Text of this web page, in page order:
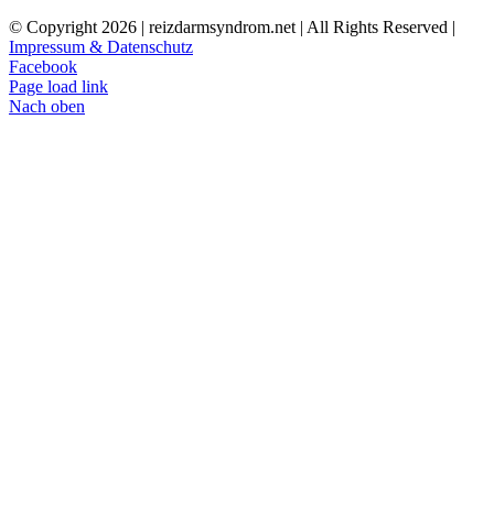
© Copyright 2026 | reizdarmsyndrom.net | All Rights Reserved |
Impressum & Datenschutz
Facebook
Page load link
Nach oben